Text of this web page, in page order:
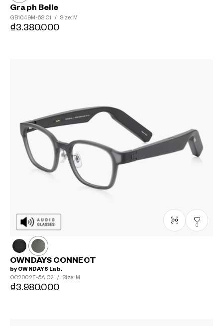
Graph Belle
GB1049M-6S C1 / Size: M
₫3.380.000
0
OWNDAYS CONNECT
by OWNDAYS Lab.
OC2002E-5A C2 / Size: M
₫3.980.000